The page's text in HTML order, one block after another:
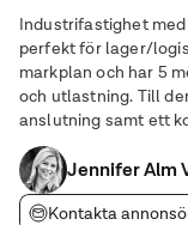
Industrifastighet
perfekt för lager/
markplan och har 5
och utlastning. Till
anslutning samt ett
kvadratmeter.
grindarna finns
Jennifer Alm
Kontakta